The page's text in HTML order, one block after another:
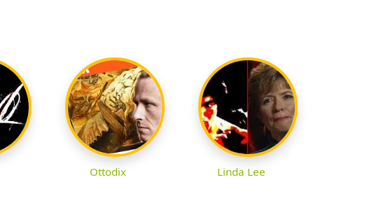
Ottodix Linda Lee